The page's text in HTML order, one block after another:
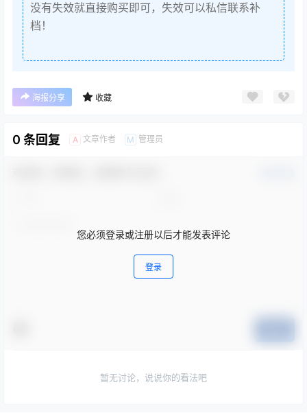
没有失效就直接购买即可，失效可以私信联系补
档！
海报分享 收藏
0 条回复 A 文章作者 M 管理员
您必须登录或注册以后才能发表评论
登录
暂无讨论，说说你的看法吧